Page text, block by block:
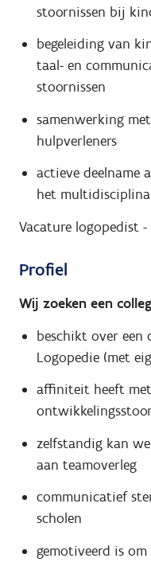
stoornissen bij
begeleiding van
taal- en
stoornissen
samenwerking
hulpverleners
actieve deelname
het
Vacature logopedist -
Profiel
Wij zoeken een
beschikt over een
Logopedie (met
affiniteit heeft
zelfstandig kan
aan teamoverleg
communicatief
scholen
gemotiveerd is